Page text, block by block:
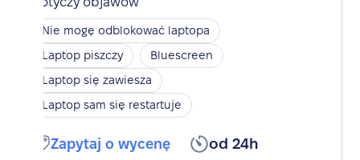
Nie mogę odblokować laptopa
Laptop piszczy
Bluescreen
Laptop się zawiesza
Laptop sam się restartuje
Zapytaj o wycenę od 24h